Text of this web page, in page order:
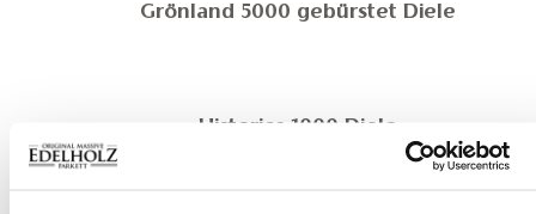
Grönland 5000 gebürstet Diele
Historica 1000 Diele